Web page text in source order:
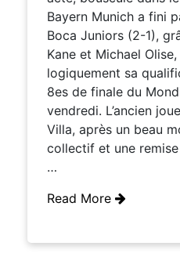
Bayern Munich a fini
Boca Juniors (2-1),
Kane et Michael
logiquement sa
8es de finale du
vendredi. L’ancien
Villa, après un beau
collectif et une remise
…
Read More